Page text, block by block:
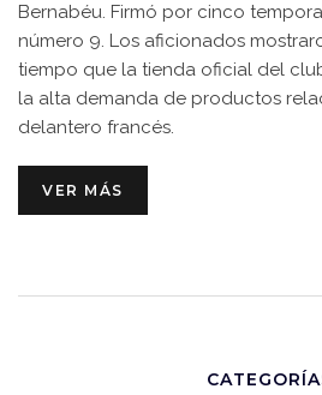
Bernabéu. Firmó por cinco
número 9. Los aficionados
tiempo que la tienda oficial del
la alta demanda de productos
delantero francés.
VER MÁS